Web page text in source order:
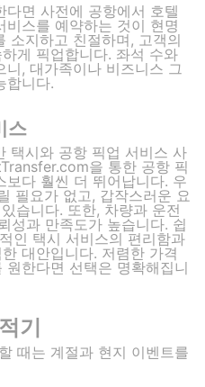
다면 사전에 공항에서 호텔
스를 예약하는 것이 현명
소지하고 친절하며, 고객의
게 픽업합니다. 좌석 수와
, 대가족이나 비즈니스 그
합니다.
스
택시와 공항 픽업 서비스 사
을 통한 공항 픽
다 훨씬 더 뛰어납니다. 우
필요가 없고, 갑작스러운 요
습니다. 또한, 차량과 운전
성과 만족도가 높습니다. 쉽
인 택시 서비스의 편리함과
대안입니다. 저렴한 가격
한다면 선택은 명확해집니
기
때는 계절과 현지 이벤트를